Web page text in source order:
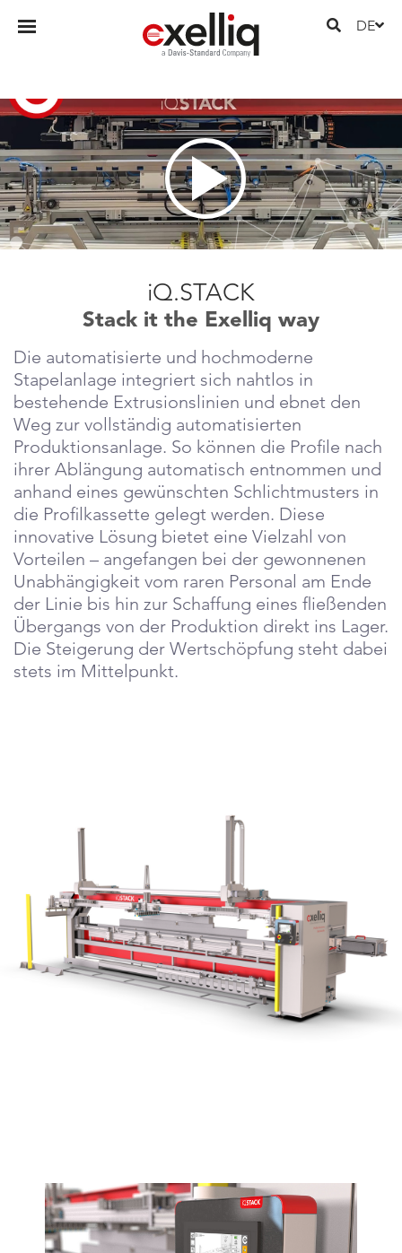
DE
iQ.STACK
Stack it the Exelliq way
Die automatisierte und hochmoderne
Stapelanlage integriert sich nahtlos in
bestehende Extrusionslinien und ebnet den
Weg zur vollständig automatisierten
Produktionsanlage. So können die Profile nach
ihrer Ablängung automatisch entnommen und
anhand eines gewünschten Schlichtmusters in
die Profilkassette gelegt werden. Diese
innovative Lösung bietet eine Vielzahl von
Vorteilen – angefangen bei der gewonnenen
Unabhängigkeit vom raren Personal am Ende
der Linie bis hin zur Schaffung eines fließenden
Übergangs von der Produktion direkt ins Lager.
Die Steigerung der Wertschöpfung steht dabei
stets im Mittelpunkt.